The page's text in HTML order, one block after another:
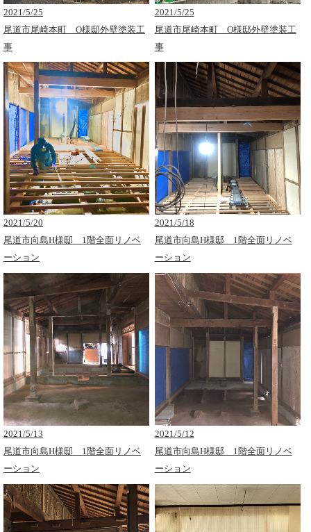
2021/5/25
尾道市尾崎本町 O様邸外壁塗装工
事
2021/5/25
尾道市尾崎本町 O様邸外壁塗装工
事
2021/5/20
尾道市向島H様邸 1階全面リノベ
ーション
2021/5/18
尾道市向島H様邸 1階全面リノベ
ーション
2021/5/13
尾道市向島H様邸 1階全面リノベ
ーション
2021/5/12
尾道市向島H様邸 1階全面リノベ
ーション